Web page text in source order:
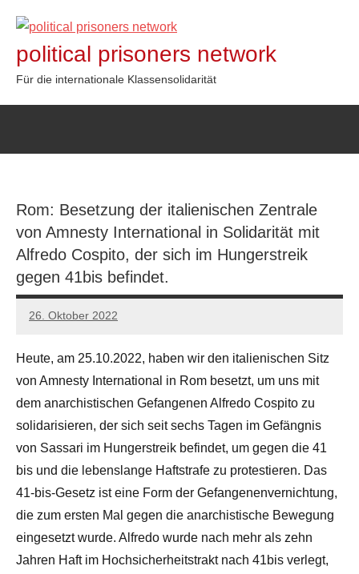
Inhalt
springen
political prisoners network
Für die internationale Klassensolidarität
Rom: Besetzung der italienischen Zentrale
von Amnesty International in Solidarität mit
Alfredo Cospito, der sich im Hungerstreik
gegen 41bis befindet.
26. Oktober 2022
network
Heute, am 25.10.2022, haben wir den italienischen Sitz
von Amnesty International in Rom besetzt, um uns mit
dem anarchistischen Gefangenen Alfredo Cospito zu
solidarisieren, der sich seit sechs Tagen im Gefängnis
von Sassari im Hungerstreik befindet, um gegen die 41
bis und die lebenslange Haftstrafe zu protestieren. Das
41-bis-Gesetz ist eine Form der Gefangenenvernichtung,
die zum ersten Mal gegen die anarchistische Bewegung
eingesetzt wurde. Alfredo wurde nach mehr als zehn
Jahren Haft im Hochsicherheitstrakt nach 41bis verlegt,